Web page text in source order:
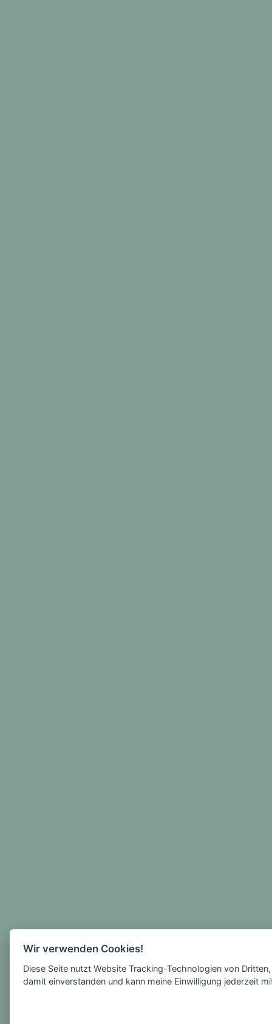
Wir verwenden Cookies!
Diese Seite nutzt Website Tracking-Technologien von
damit einverstanden und kann meine Einwilligung jederzeit